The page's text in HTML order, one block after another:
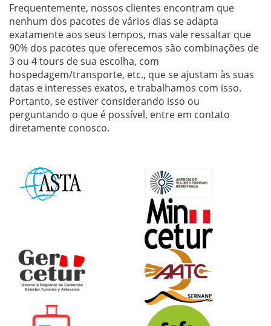
Frequentemente, nossos clientes encontram que
nenhum dos pacotes de vários dias se adapta
exatamente aos seus tempos, mas vale ressaltar que
90% dos pacotes que oferecemos são combinações de
3 ou 4 tours de sua escolha, com
hospedagem/transporte, etc., que se ajustam às suas
datas e interesses exatos, e trabalhamos com isso.
Portanto, se estiver considerando isso ou
perguntando o que é possível, entre em contato
diretamente conosco.